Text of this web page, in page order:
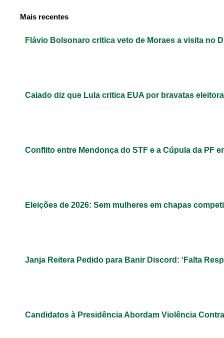
Mais recentes
Flávio Bolsonaro critica veto de Moraes a visita no
Caiado diz que Lula critica EUA por bravatas
Conflito entre Mendonça do STF e a Cúpula da PF
Eleições de 2026: Sem mulheres em chapas
Janja Reitera Pedido para Banir Discord: ‘Falta
Candidatos à Presidência Abordam Violência